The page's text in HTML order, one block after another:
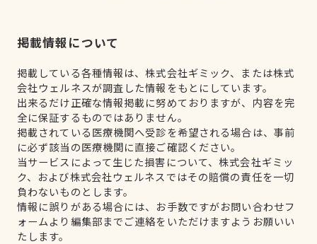
掲載情報について
掲載している各種情報は、株式会社ギミック、または株式
会社ウェルネスが調査した情報をもとにしています。
出来るだけ正確な情報掲載に努めておりますが、内容を完
全に保証するものではありません。
掲載されている医療機関へ受診を希望される場合は、事前
に必ず該当の医療機関に直接ご確認ください。
当サービスによって生じた損害について、株式会社ギミッ
ク、および株式会社ウェルネスではその賠償の責任を一切
負わないものとします。
情報に誤りがある場合には、お手数ですがお問い合わせフ
ォームより編集部までご連絡をいただけますようお願いい
たします。